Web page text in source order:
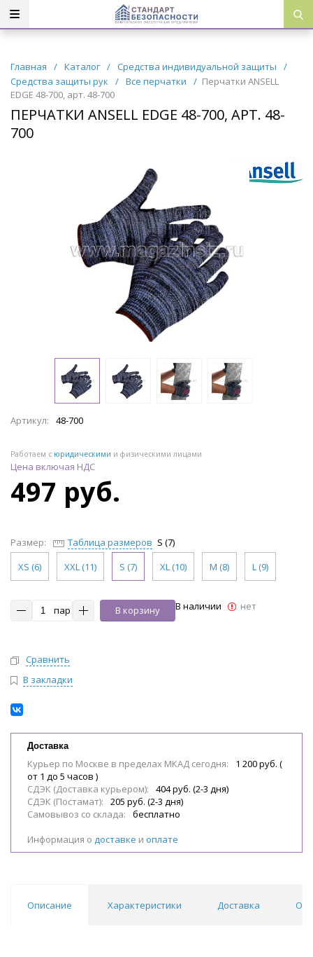
Главная / Каталог / Средства индивидуальной защиты
/
Средства защиты рук
/ Все перчатки / Перчатки ANSELL
EDGE 48-700, арт. 48-700
ПЕРЧАТКИ ANSELL EDGE 48-700, АРТ. 48-
700
Артикул: 48-700
Работаем с юридическими и физическими лицами
Цена включая НДС
497 руб.
Размер: Таблица размеров S (7)
XS (6)
XXL (11) S (7) XL (10) M (8) L (9)
пар В корзину В наличии нет
Сравнить
В закладки
Доставка
Курьер по Москве в пределах МКАД сегодня:
1 200 руб. (
от 1 до 5 часов )
СДЭК (Доставка курьером):
404 руб. (2-3 дня)
СДЭК (Постамат):
205 руб. (2-3 дня)
Самовывоз со склада:
бесплатно
Информация о доставке и оплате
Описание Характеристики Доставка